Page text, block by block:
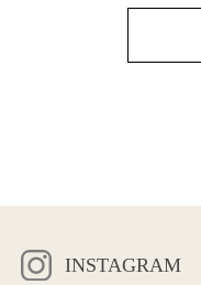
INSTAGRAM